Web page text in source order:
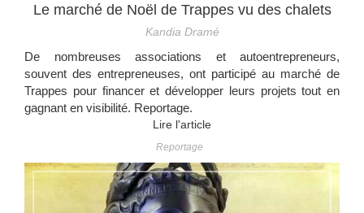
Le marché de Noël de Trappes vu des chalets
Kandia Dramé
De nombreuses associations et autoentrepreneurs,
souvent des entrepreneuses, ont participé au marché de
Trappes pour financer et développer leurs projets tout en
gagnant en visibilité. Reportage.
Lire l'article
Reportage